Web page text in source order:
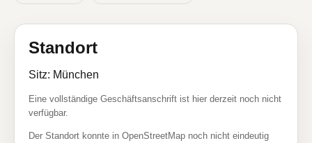
Standort
Sitz: München
Eine vollständige Geschäftsanschrift ist hier derzeit noch nicht
verfügbar.
Der Standort konnte in OpenStreetMap noch nicht eindeutig